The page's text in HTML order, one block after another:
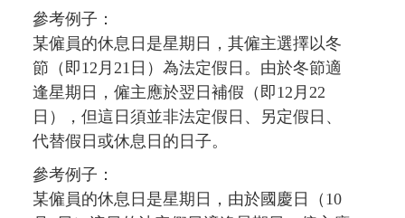
參考例子：
某僱員的休息日是星期日，其僱主選擇以冬
節（即12月21日）為法定假日。由於冬節適
逢星期日，僱主應於翌日補假（即12月22
日），但這日須並非法定假日、另定假日、
代替假日或休息日的日子。
參考例子：
某僱員的休息日是星期日，由於國慶日（10